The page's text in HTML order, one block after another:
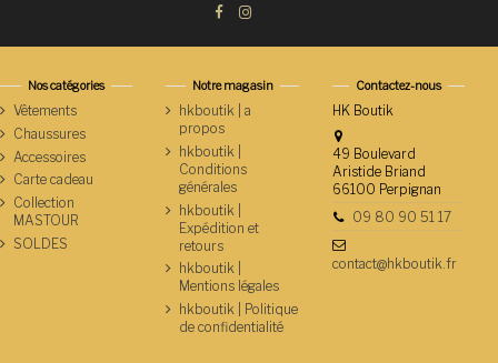
Nos catégories
Vêtements
Chaussures
Accessoires
Carte cadeau
Collection
MASTOUR
SOLDES
Notre magasin
hkboutik | a
propos
hkboutik |
Conditions
générales
hkboutik |
Expédition et
retours
hkboutik |
Mentions légales
hkboutik | Politique
de confidentialité
Contactez-nous
HK Boutik
49 Boulevard
Aristide Briand
66100 Perpignan
09 80 90 51 17
contact@hkboutik.fr